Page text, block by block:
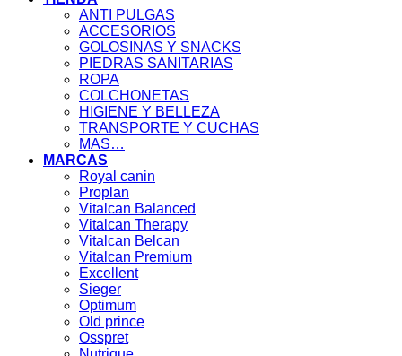
ANTI PULGAS
ACCESORIOS
GOLOSINAS Y SNACKS
PIEDRAS SANITARIAS
ROPA
COLCHONETAS
HIGIENE Y BELLEZA
TRANSPORTE Y CUCHAS
MAS…
MARCAS
Royal canin
Proplan
Vitalcan Balanced
Vitalcan Therapy
Vitalcan Belcan
Vitalcan Premium
Excellent
Sieger
Optimum
Old prince
Osspret